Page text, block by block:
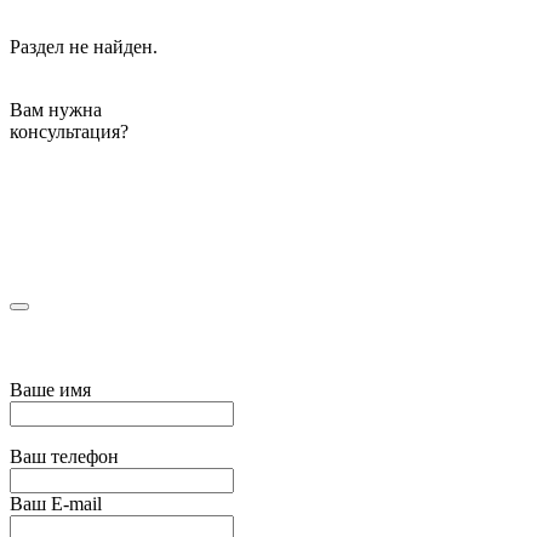
Раздел не найден.
Вам нужна
консультация?
Ваше имя
Ваш телефон
Ваш E-mail